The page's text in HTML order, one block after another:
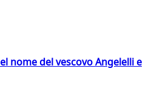
nome del vescovo Angelelli e